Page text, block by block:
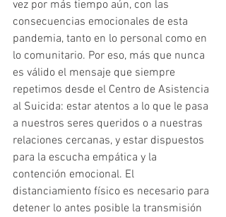
vez por más tiempo aún, con las
consecuencias emocionales de esta
pandemia, tanto en lo personal como en
lo comunitario. Por eso, más que nunca
es válido el mensaje que siempre
repetimos desde el Centro de Asistencia
al Suicida: estar atentos a lo que le pasa
a nuestros seres queridos o a nuestras
relaciones cercanas, y estar dispuestos
para la escucha empática y la
contención emocional. El
distanciamiento físico es necesario para
detener lo antes posible la transmisión